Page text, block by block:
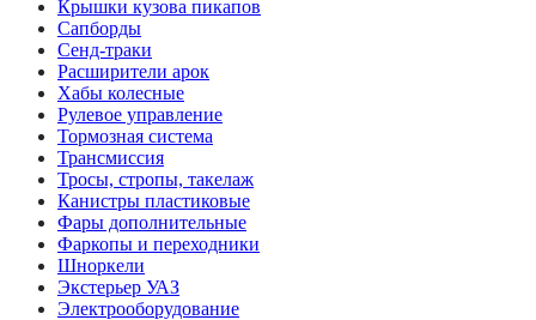
Крышки кузова пикапов
Сапборды
Сенд-траки
Расширители арок
Хабы колесные
Рулевое управление
Тормозная система
Трансмиссия
Тросы, стропы, такелаж
Канистры пластиковые
Фары дополнительные
Фаркопы и переходники
Шноркели
Экстерьер УАЗ
Электрооборудование